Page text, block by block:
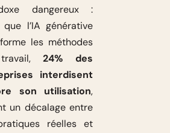
dangereux :
que l’IA générative
les méthodes
24% des
interdisent
son utilisation,
un décalage entre
réelles et